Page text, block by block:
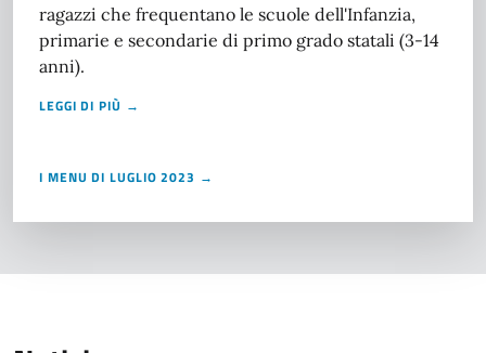
ragazzi che frequentano le scuole dell'Infanzia,
primarie e secondarie di primo grado statali (3-14
anni).
LEGGI DI PIÙ →
I MENU DI LUGLIO 2023 →